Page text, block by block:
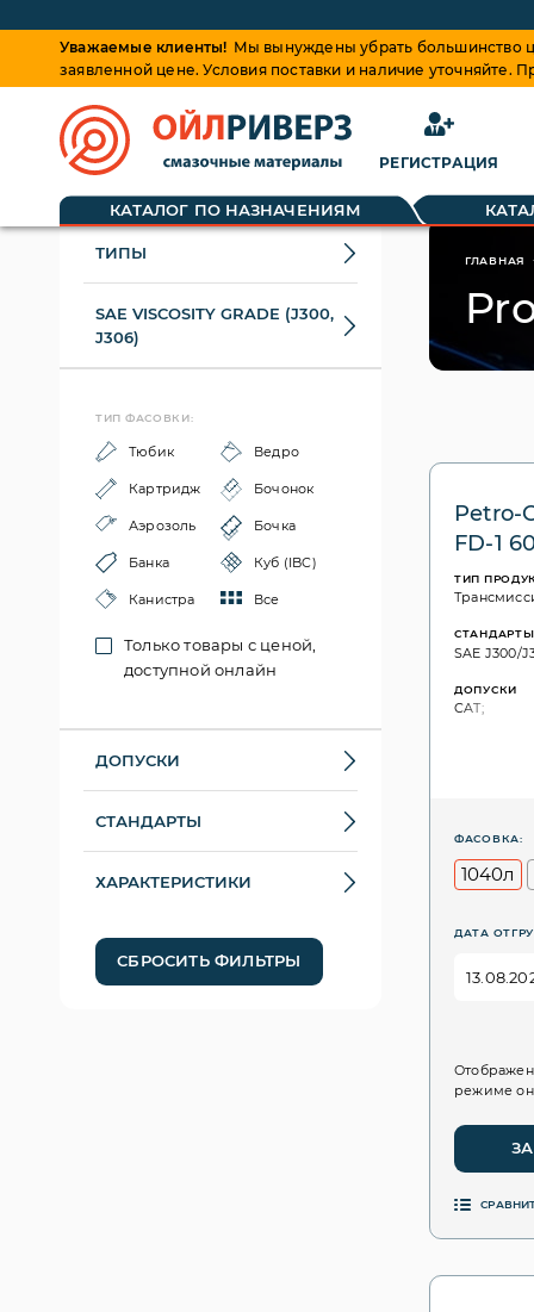
Уважаемые клиенты! Мы вынуждены убрать большинство
заявленной цене. Условия поставки и наличие
РЕГИСТРАЦИЯ
КАТАЛОГ ПО НАЗНАЧЕНИЯМ
ТИПЫ
SAE VISCOSITY GRADE (J300,
J306)
ТИП ФАСОВКИ:
Тюбик Ведро
Картридж Бочонок
Аэрозоль Бочка
Банка Куб (IBC)
Канистра Все
Только товары с ценой,
доступной онлайн
ДОПУСКИ
СТАНДАРТЫ
ХАРАКТЕРИСТИКИ
СБРОСИТЬ ФИЛЬТРЫ
ГЛАВНАЯ
Petro-
FD-1
ТИП
СТАНДАРТЫ
SAE J300/
ДОПУСКИ
CAT;
ФАСОВКА:
1040л
ДАТА
режиме